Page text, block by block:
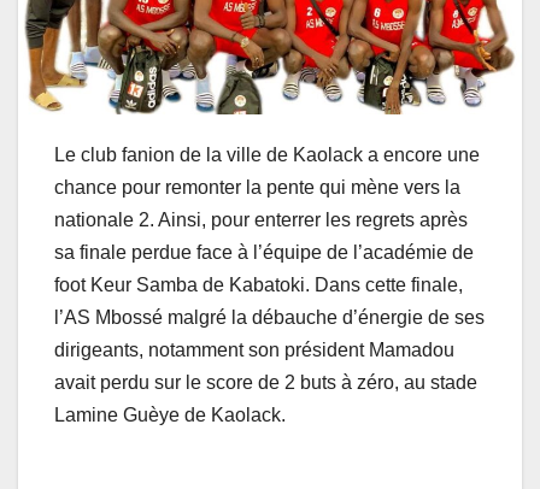
Le club fanion de la ville de Kaolack a encore une
chance pour remonter la pente qui mène vers la
nationale 2. Ainsi, pour enterrer les regrets après
sa finale perdue face à l’équipe de l’académie de
foot Keur Samba de Kabatoki. Dans cette finale,
l’AS Mbossé malgré la débauche d’énergie de ses
dirigeants, notamment son président Mamadou
avait perdu sur le score de 2 buts à zéro, au stade
Lamine Guèye de Kaolack.